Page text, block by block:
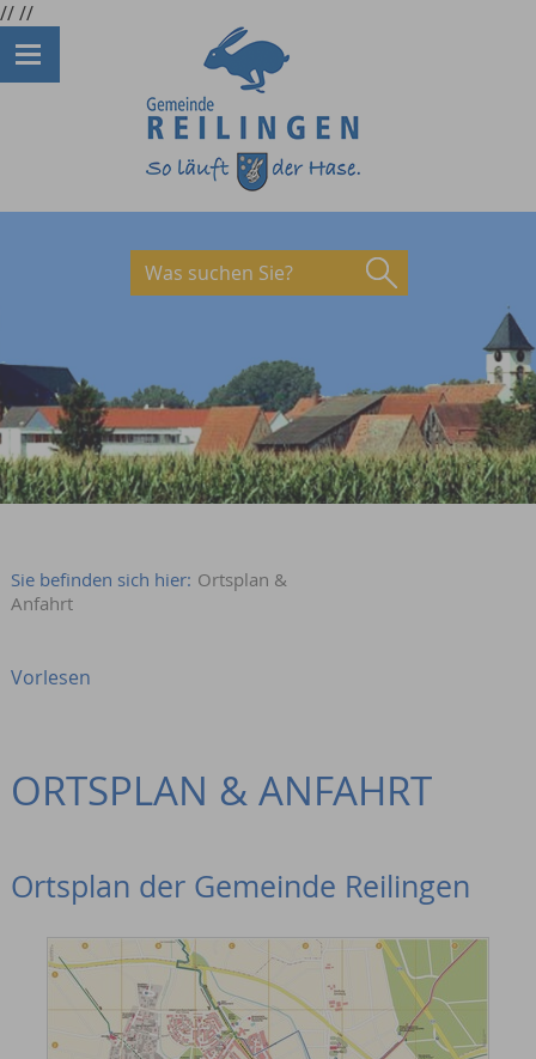
////
Was suchen Sie?
Sie befinden sich hier: Ortsplan &
Anfahrt
Vorlesen
ORTSPLAN & ANFAHRT
Ortsplan der Gemeinde Reilingen